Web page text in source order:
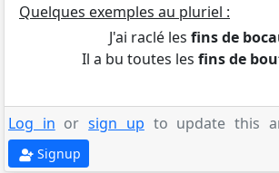
Quelques exemples au pluriel :
J'ai raclé les fins de
Il a bu toutes les fins de
Log in orsign up to update this
Signup